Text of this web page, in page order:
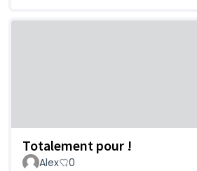
Totalement pour !
Alex 0